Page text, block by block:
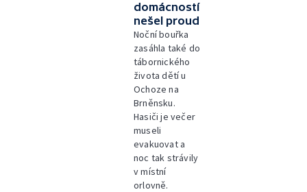
domácností
nešel proud
Noční bouřka
zasáhla také do
tábornického
života dětí u
Ochoze na
Brněnsku.
Hasiči je večer
museli
evakuovat a
noc tak strávily
v místní
orlovně.